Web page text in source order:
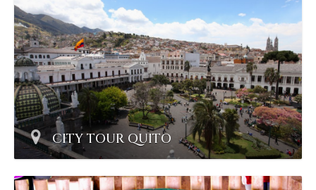
CITY TOUR QUITO